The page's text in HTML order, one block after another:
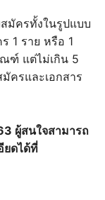
สมัครทั้งในรูปแบบ
1 ราย หรือ 1
ฑ์ แต่ไม่เกิน 5
ครและเอกสาร
ผู้สนใจสามารถ
ยดได้ที่